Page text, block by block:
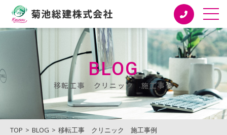
菊池総建株式会社
BLOG
移転工事 クリニック 施工事例
TOP BLOG 移転工事 クリニック 施工事例